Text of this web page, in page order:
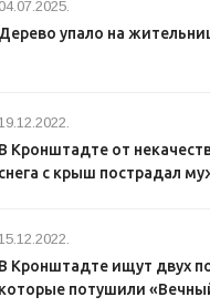
04.07.2025.
Дерево упало на
В Кронштадте от
снега с крыш пострадал
В Кронштадте ищут двух
которые потушили